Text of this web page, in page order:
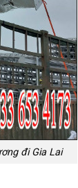
đi Gia Lai